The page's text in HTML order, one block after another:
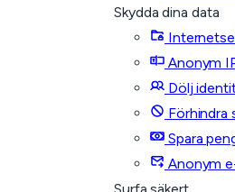
Skydda dina data
Anonym
Dölj
Förhindra
Spara
Anonym